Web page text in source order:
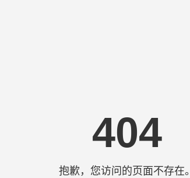
404
抱歉，您访问的页面不存在。